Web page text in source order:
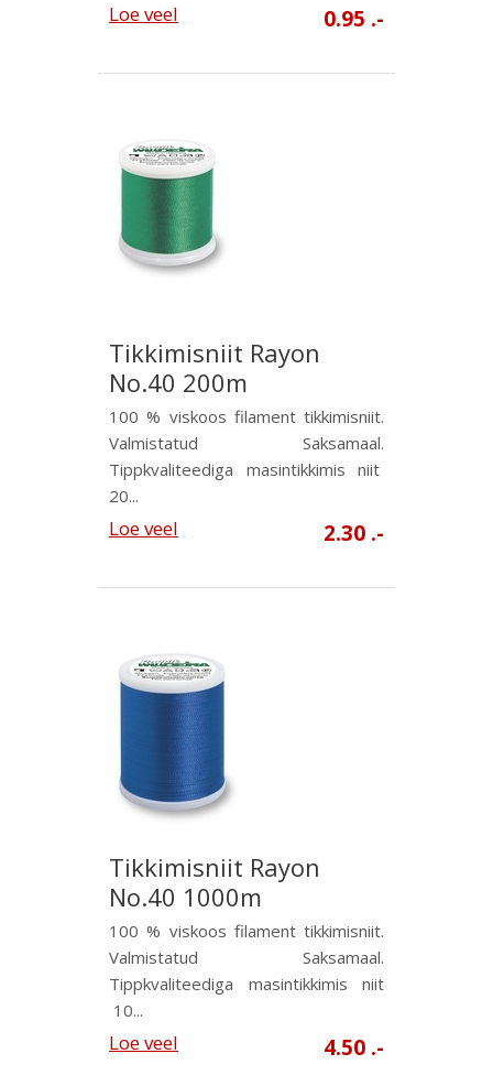
Loe veel 0.95 .-
Tikkimisniit Rayon
No.40 200m
100 % viskoos filament tikkimisniit.
Valmistatud Saksamaal.
Tippkvaliteediga masintikkimis niit
20...
Loe veel 2.30 .-
Tikkimisniit Rayon
No.40 1000m
100 % viskoos filament tikkimisniit.
Valmistatud Saksamaal.
Tippkvaliteediga masintikkimis niit
10...
Loe veel 4.50 .-